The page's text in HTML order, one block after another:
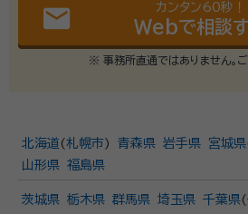
email カンタン60秒！
Webで相談
※ 事務所直通ではありません。ご
北海道 (札幌市) 青森県 岩手県 宮城県
山形県 福島県
茨城県 栃木県 群馬県 埼玉県 千葉県(